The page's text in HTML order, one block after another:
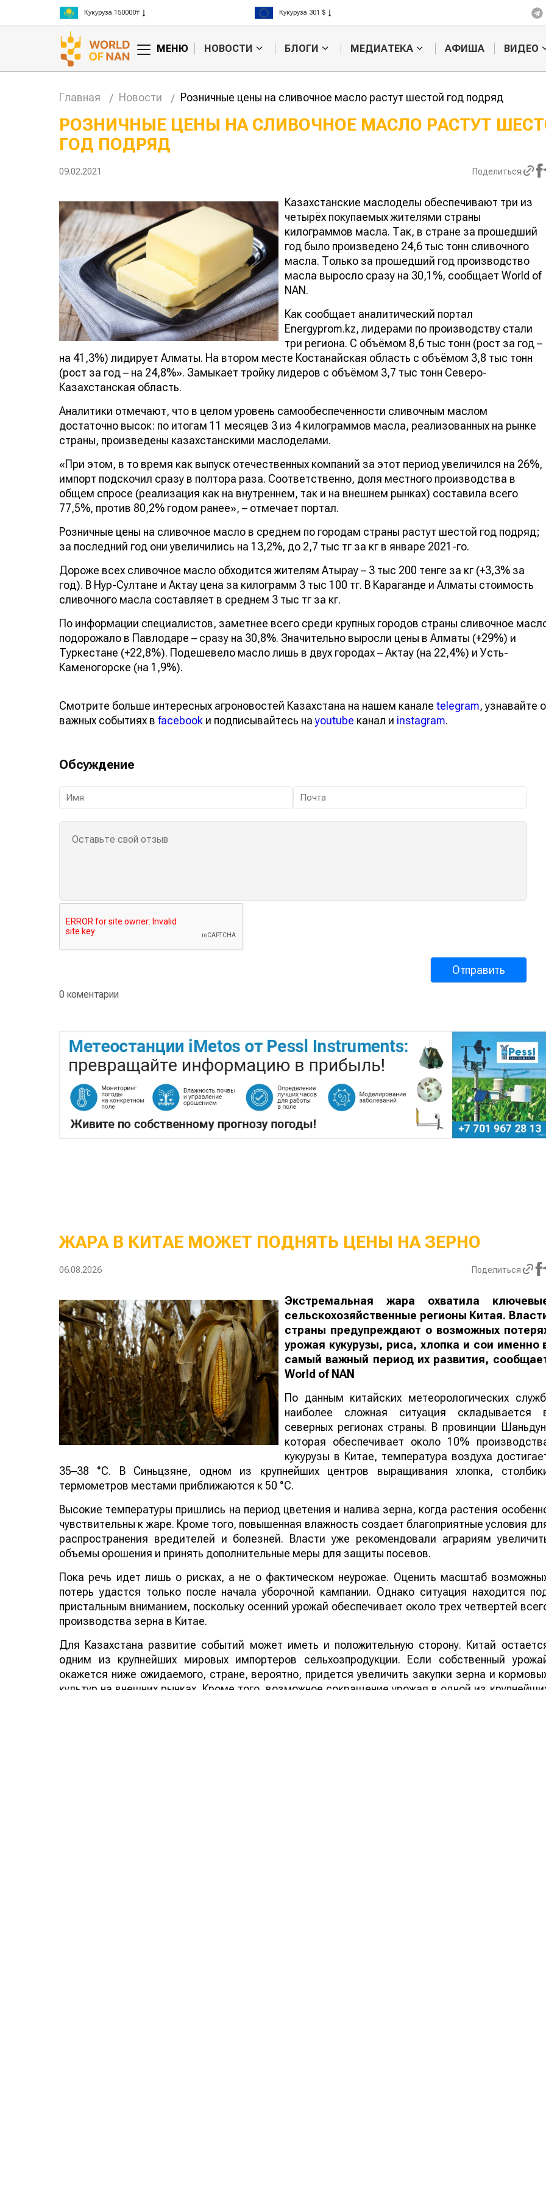
Кукуруза 150000₸
Рис 300000₸
Пшеница 3 класс 125000₸
Кукуруза 301 $
Рис 408 $
МЕНЮ НОВОСТИ БЛОГИ МЕДИАТЕКА АФИША ВИДЕО
Главная Новости Розничные цены на сливочное масло растут шестой год подряд
РОЗНИЧНЫЕ ЦЕНЫ НА СЛИВОЧНОЕ МАСЛО РАСТУТ
ГОД ПОДРЯД
09.02.2021 Поделиться
Казахстанские маслоделы обеспечивают три из
четырёх покупаемых жителями страны
килограммов масла. Так, в стране за прошедший
год было произведено 24,6 тыс тонн сливочного
масла. Только за прошедший год производство
масла выросло сразу на 30,1%, сообщает World of
NAN.
Как сообщает аналитический портал
Energyprom.kz, лидерами по производству стали
три региона. С объёмом 8,6 тыс тонн (рост за год –
на 41,3%) лидирует Алматы. На втором месте Костанайская область с объёмом 3,8 тыс тонн
(рост за год – на 24,8%». Замыкает тройку лидеров с объёмом 3,7 тыс тонн Северо-
Казахстанская область.
Аналитики отмечают, что в целом уровень самообеспеченности сливочным маслом
достаточно высок: по итогам 11 месяцев 3 из 4 килограммов масла, реализованных на рынке
страны, произведены казахстанскими маслоделами.
«При этом, в то время как выпуск отечественных компаний за этот период увеличился на 26%,
импорт подскочил сразу в полтора раза. Соответственно, доля местного производства в
общем спросе (реализация как на внутреннем, так и на внешнем рынках) составила всего
77,5%, против 80,2% годом ранее», – отмечает портал.
Розничные цены на сливочное масло в среднем по городам страны растут шестой год подряд;
за последний год они увеличились на 13,2%, до 2,7 тыс тг за кг в январе 2021-го.
Дороже всех сливочное масло обходится жителям Атырау – 3 тыс 200 тенге за кг (+3,3% за
год). В Нур-Султане и Актау цена за килограмм 3 тыс 100 тг. В Караганде и Алматы стоимость
сливочного масла составляет в среднем 3 тыс тг за кг.
По информации специалистов, заметнее всего среди крупных городов страны сливочное
подорожало в Павлодаре – сразу на 30,8%. Значительно выросли цены в Алматы (+29%) и
Туркестане (+22,8%). Подешевело масло лишь в двух городах – Актау (на 22,4%) и Усть-
Каменогорске (на 1,9%).
Смотрите больше интересных агроновостей Казахстана на нашем канале telegram, узнавайте о
важных событиях в facebook и подписывайтесь наyoutube канал и instagram.
Обсуждение
0 коментарии
Жара в Китае может
поднять цены на
жука будут
лазером
ЖАРА В КИТАЕ МОЖЕТ ПОДНЯТЬ ЦЕНЫ НА ЗЕРНО
06.08.2026 Поделиться
Экстремальная жара охватила
сельскохозяйственные регионы Китая.
страны предупреждают о возможных
урожая кукурузы, риса, хлопка и сои именно
самый важный период их развития,
World of NAN
По данным китайских метеорологических
наиболее сложная ситуация складывается
северных регионах страны. В провинции
которая обеспечивает около 10%
кукурузы в Китае, температура воздуха
35–38 °C. В Синьцзяне, одном из крупнейших центров выращивания хлопка,
термометров местами приближаются к 50 °C.
Высокие температуры пришлись на период цветения и налива зерна, когда растения
чувствительны к жаре. Кроме того, повышенная влажность создает благоприятные условия
распространения вредителей и болезней. Власти уже рекомендовали аграриям
объемы орошения и принять дополнительные меры для защиты посевов.
Пока речь идет лишь о рисках, а не о фактическом неурожае. Оценить масштаб
потерь удастся только после начала уборочной кампании. Однако ситуация находится
пристальным вниманием, поскольку осенний урожай обеспечивает около трех четвертей
производства зерна в Китае.
Для Казахстана развитие событий может иметь и положительную сторону. Китай
одним из крупнейших мировых импортеров сельхозпродукции. Если собственный
окажется ниже ожидаемого, стране, вероятно, придется увеличить закупки зерна и
культур на внешних рынках. Кроме того, возможное сокращение урожая в одной из